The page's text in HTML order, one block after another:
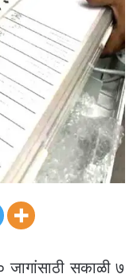
जागांसाठी सकाळी ७